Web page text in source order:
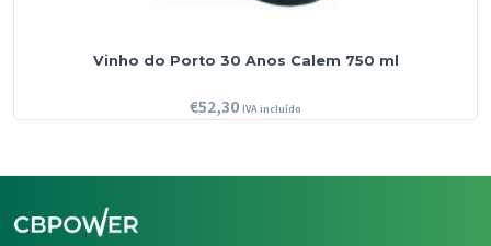
Vinho do Porto 30 Anos Calem 750 ml
€52,30 IVA incluído